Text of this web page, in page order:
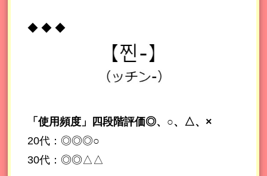
◆ ◆ ◆
「使用頻度」四段階評価◎、○、△、×
20代：◎◎◎○
30代：◎◎△△